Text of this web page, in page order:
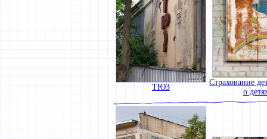
ТЮЗ
Страхование
о